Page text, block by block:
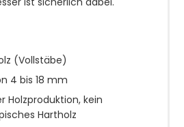
(Vollstäbe)
4 bis 18 mm
Holzproduktion, kein
Hartholz